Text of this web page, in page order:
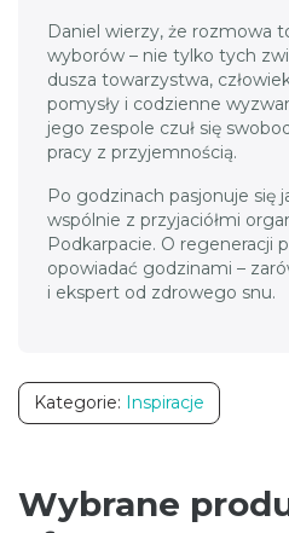
Daniel wierzy, że rozmowa
wyborów – nie tylko tych
dusza towarzystwa,
pomysły i codzienne
jego zespole czuł się
pracy z przyjemnością.
Po godzinach pasjonuje się
wspólnie z przyjaciółmi
Podkarpacie. O regeneracji
opowiadać godzinami –
i ekspert od zdrowego snu.
Kategorie: Inspiracje
Wybrane